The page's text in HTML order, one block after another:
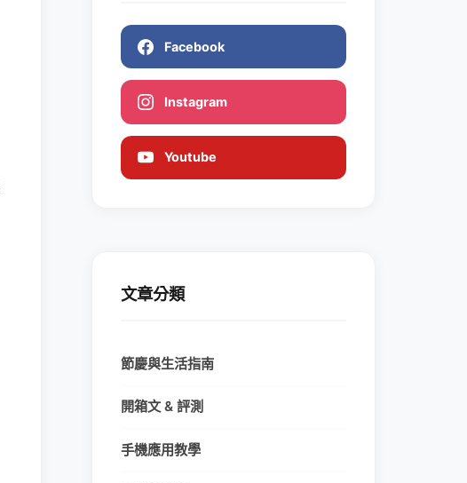
Facebook
Instagram
Youtube
文章分類
節慶與生活指南
開箱文 & 評測
手機應用教學